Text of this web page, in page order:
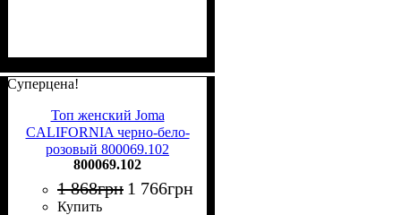
Суперцена!
Топ женский Joma
CALIFORNIA черно-бело-
розовый 800069.102
800069.102
1 868грн 1 766грн
Купить